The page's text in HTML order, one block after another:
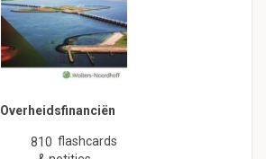
Overheidsfinanciën
810 flashcards